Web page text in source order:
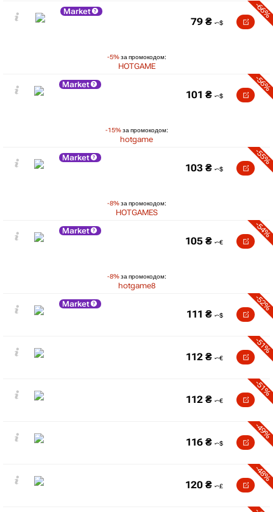
Market
-5%за промокодом:
HOTGAME
-66%
79 ₴
Market
-15%за промокодом:
hotgame
-56%
101 ₴
Market
-8%за промокодом:
HOTGAMES
-55%
103 ₴
Market
-8%за промокодом:
hotgame8
-54%
105 ₴
Market -52%
111 ₴
-51%
112 ₴
-51%
112 ₴
-49%
116 ₴
-48%
120 ₴